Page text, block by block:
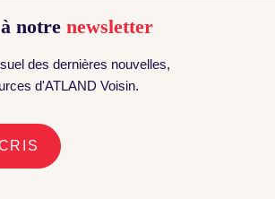
notre newsletter
des dernières nouvelles,
d'ATLAND Voisin.